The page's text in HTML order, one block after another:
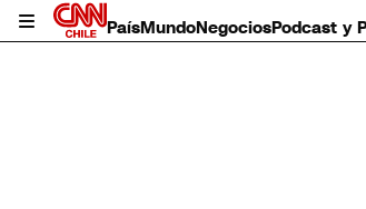
PaísMundoNegociosPodcast y